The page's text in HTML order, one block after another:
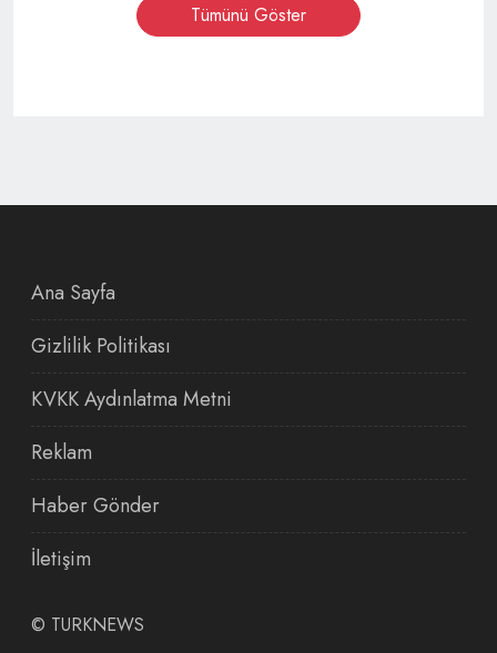
Tümünü Göster
Ana Sayfa
Gizlilik Politikası
KVKK Aydınlatma Metni
Reklam
Haber Gönder
İletişim
© TURKNEWS